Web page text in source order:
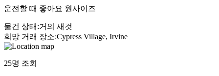
운전할 때 좋아요 원사이즈
물건 상태 :거의 새것
희망 거래 장소:Cypress Village, Irvine
25명 조회